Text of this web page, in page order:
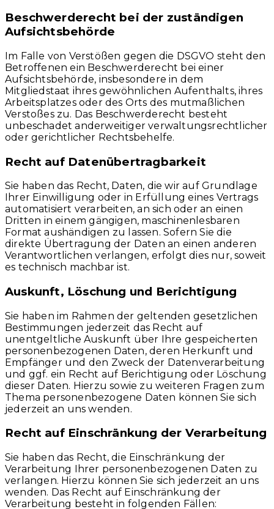
Beschwerde­recht bei der zuständigen
Aufsichts­behörde
Im Falle von Verstößen gegen die DSGVO steht den
Betroffenen ein Beschwerderecht bei einer
Aufsichtsbehörde, insbesondere in dem
Mitgliedstaat ihres gewöhnlichen Aufenthalts, ihres
Arbeitsplatzes oder des Orts des mutmaßlichen
Verstoßes zu. Das Beschwerderecht besteht
unbeschadet anderweitiger verwaltungsrechtlicher
oder gerichtlicher Rechtsbehelfe.
Recht auf Daten­übertrag­barkeit
Sie haben das Recht, Daten, die wir auf Grundlage
Ihrer Einwilligung oder in Erfüllung eines Vertrags
automatisiert verarbeiten, an sich oder an einen
Dritten in einem gängigen, maschinenlesbaren
Format aushändigen zu lassen. Sofern Sie die
direkte Übertragung der Daten an einen anderen
Verantwortlichen verlangen, erfolgt dies nur, soweit
es technisch machbar ist.
Auskunft, Löschung und Berichtigung
Sie haben im Rahmen der geltenden gesetzlichen
Bestimmungen jederzeit das Recht auf
unentgeltliche Auskunft über Ihre gespeicherten
personenbezogenen Daten, deren Herkunft und
Empfänger und den Zweck der Datenverarbeitung
und ggf. ein Recht auf Berichtigung oder Löschung
dieser Daten. Hierzu sowie zu weiteren Fragen zum
Thema personenbezogene Daten können Sie sich
jederzeit an uns wenden.
Recht auf Einschränkung der Verarbeitung
Sie haben das Recht, die Einschränkung der
Verarbeitung Ihrer personenbezogenen Daten zu
verlangen. Hierzu können Sie sich jederzeit an uns
wenden. Das Recht auf Einschränkung der
Verarbeitung besteht in folgenden Fällen: